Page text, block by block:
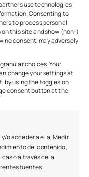
use technologies
Consenting to
to process personal
this site and show (non-)
consent, may adversely
choices. Your
change your settings at
by using the toggles on
consent button at the
o acceder a ella, Medir
del contenido,
o a través de la
fuentes.
allá
a
de